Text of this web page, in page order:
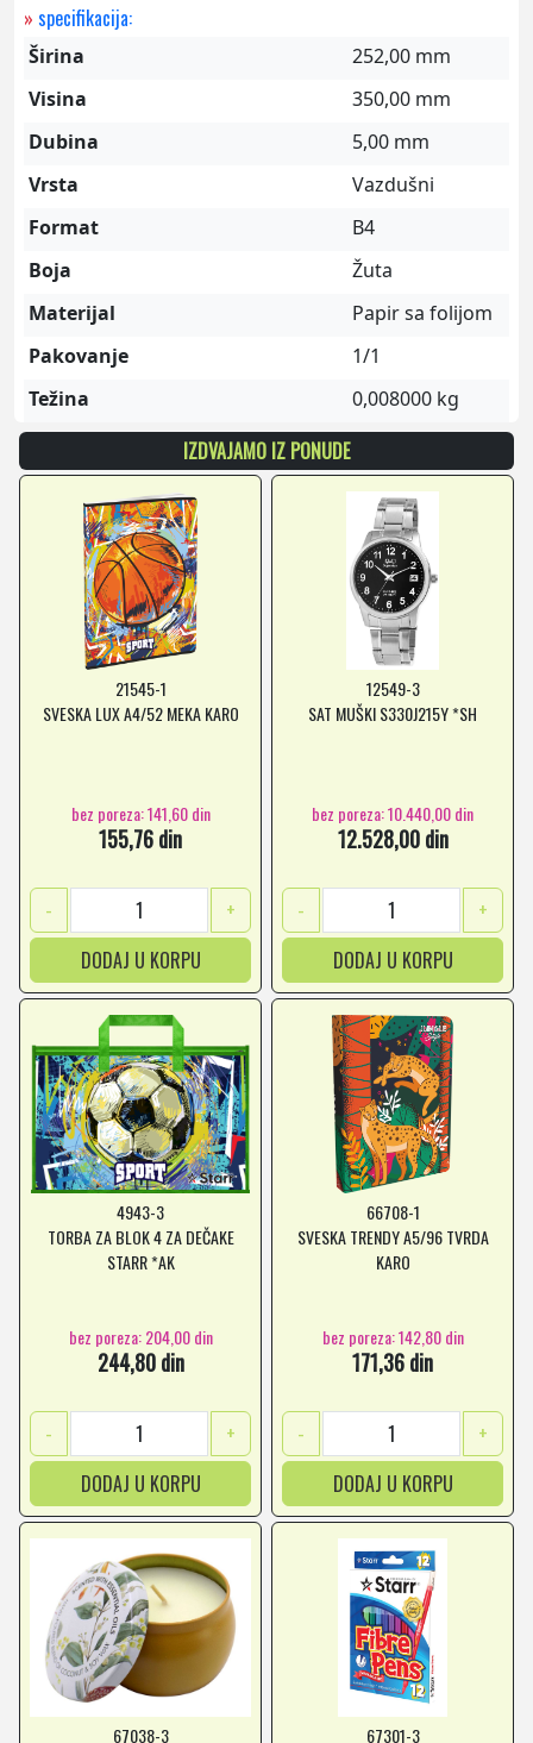
» specifikacija:
Širina
252,00 mm
Visina
350,00 mm
Dubina
5,00 mm
Vrsta
Vazdušni
Format
B4
Boja
Žuta
Materijal
Papir sa folijom
Pakovanje
1/1
Težina
0,008000 kg
IZDVAJAMO IZ PONUDE
21545-1
SVESKA LUX A4/52 MEKA KARO
bez poreza: 141,60 din
155,76 din
-
+
DODAJ U KORPU
12549-3
SAT MUŠKI S330J215Y *SH
bez poreza: 10.440,00 din
12.528,00 din
-
+
DODAJ U KORPU
4943-3
TORBA ZA BLOK 4 ZA DEČAKE
STARR *AK
bez poreza: 204,00 din
244,80 din
-
+
DODAJ U KORPU
66708-1
SVESKA TRENDY A5/96 TVRDA
KARO
bez poreza: 142,80 din
171,36 din
-
+
DODAJ U KORPU
67038-3 67301-3